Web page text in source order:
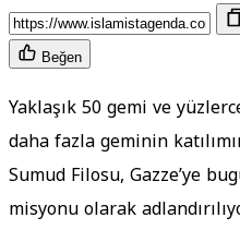
Beğen
Yaklaşık 50 gemi ve
daha fazla geminin
Sumud Filosu, Gazze’ye
misyonu olarak